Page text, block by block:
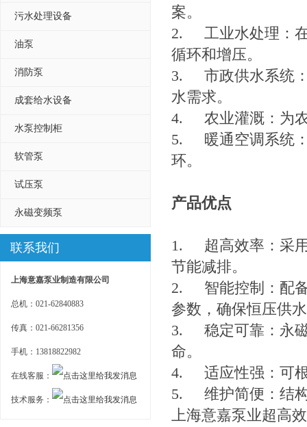
污水处理设备
油泵
消防泵
成套给水设备
水泵控制柜
软管泵
试压泵
永磁变频泵
联系我们
上海意嘉泵业制造有限公司
总机：021-62840883
传真：021-66281356
手机：13818822982
在线客服：
技术服务：
案。
2.
工业水处理：
循环和增压。
3.
市政供水系统
水需求。
4.
农业灌溉：为
5.
暖通空调系统
环。
产品优点
1.
超高效率：采
节能减排。
2.
智能控制：配
参数，确保恒压供
3.
稳定可靠：永
命。
4.
适应性强：可
5.
维护简便：结
上海意嘉泵业超高